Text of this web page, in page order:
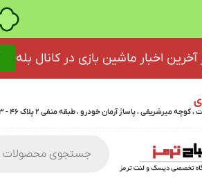
اخبار ماشین بازی در کانال بله
میرشریفی ، پاساژ آرمان خودرو ، طبقه منفی 2 پلاک 46 - 09032439723